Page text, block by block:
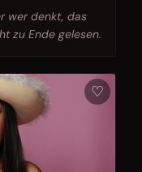
wer denkt, das
zu Ende gelesen.
♡